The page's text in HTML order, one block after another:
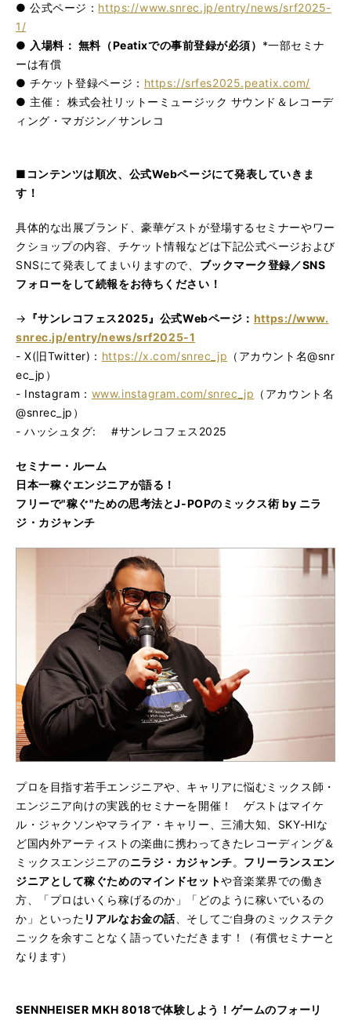
● 公式ページ： https://www.snrec.jp/entry/news/srf2025-
1/
● 入場料： 無料（Peatixでの事前登録が必須） *一部セミナ
ーは有償
● チケット登録ページ： https://srfes2025.peatix.com/
● 主催： 株式会社リットーミュージック サウンド＆レコーデ
ィング・マガジン／サンレコ
■コンテンツは順次、公式Webページにて発表していきま
す！
具体的な出展ブランド、豪華ゲストが登場するセミナーやワー
クショップの内容、チケット情報などは下記公式ページおよび
SNSにて発表してまいりますので、 ブックマーク登録／SNS
フォローをして続報をお待ちください！
→ 『サンレコフェス2025』公式Webページ： https://www.
snrec.jp/entry/news/srf2025-1
- X(旧Twitter)： https://x.com/snrec_jp （アカウント名@snr
ec_jp）
- Instagram： www.instagram.com/snrec_jp （アカウント名
@snrec_jp）
- ハッシュタグ: #サンレコフェス2025
セミナー・ルーム
日本一稼ぐエンジニアが語る！
フリーで"稼ぐ"ための思考法とJ-POPのミックス術 by ニラ
ジ・カジャンチ
プロを目指す若手エンジニアや、キャリアに悩むミックス師・
エンジニア向けの実践的セミナーを開催！ ゲストはマイケ
ル・ジャクソンやマライア・キャリー、三浦大知、SKY-HIな
ど国内外アーティストの楽曲に携わってきたレコーディング＆
ミックスエンジニアのニラジ・カジャンチ。 フリーランスエン
ジニアとして稼ぐためのマインドセットや音楽業界での働き
方、「プロはいくら稼げるのか」「どのように稼いでいるの
か」といった リアルなお金の話、そしてご自身のミックステク
ニックを余すことなく語っていただきます！（有償セミナーと
なります）
SENNHEISER MKH 8018で体験しよう！ゲームのフォーリ